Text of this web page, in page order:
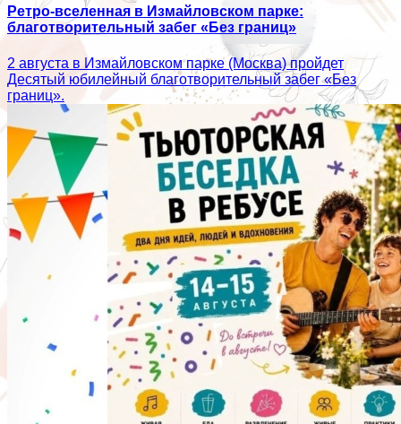
Ретро-вселенная в Измайловском парке:
благотворительный забег «Без границ»
2 августа в Измайловском парке (Москва) пройдет
Десятый юбилейный благотворительный забег «Без
границ».